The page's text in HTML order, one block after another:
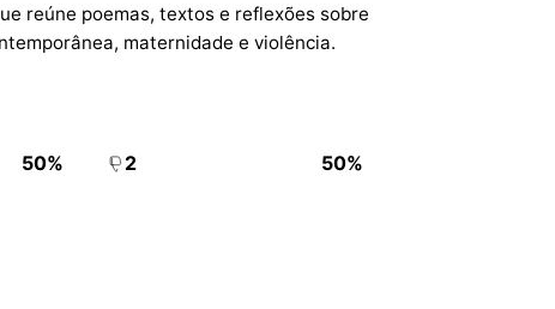
reúne poemas, textos e reflexões sobre
maternidade e violência.
50% 2 50%